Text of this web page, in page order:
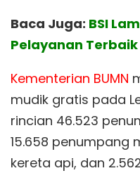
Baca Juga: BSI
Pelayanan Terbaik
Kementerian BUMN
mudik gratis pada
rincian 46.523
15.658 penumpang
kereta api, dan